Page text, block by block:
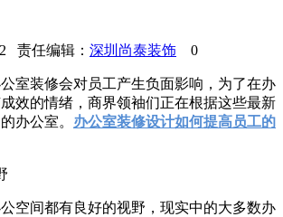
责任编辑： 深圳尚泰装饰 0
室装修会对员工产生负面影响，为了在办
效的情绪，商界领袖们正在根据这些最新
办公室。 办公室装修设计如何提高员工的
空间都有良好的视野，现实中的大多数办